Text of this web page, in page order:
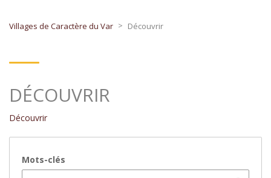
Villages de Caractère du Var > Découvrir
DÉCOUVRIR
Découvrir
Mots-clés